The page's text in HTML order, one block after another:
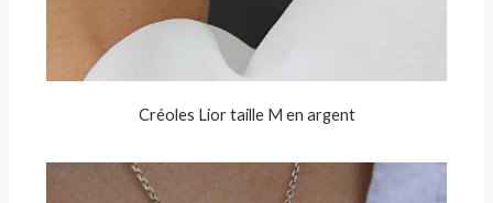
Créoles Lior taille M en argent